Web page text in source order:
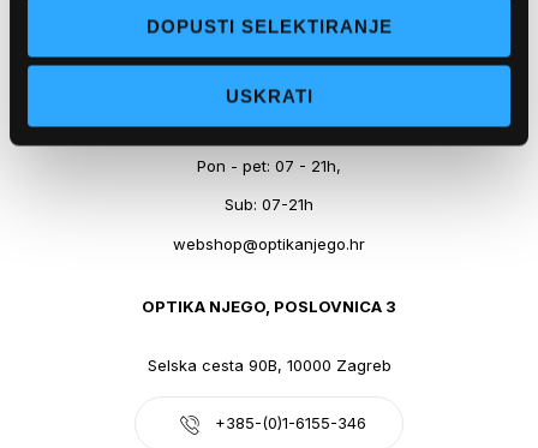
DOPUSTI SELEKTIRANJE
USKRATI
+385-(0)21-612-709
Pon - pet: 07 - 21h,
Sub: 07-21h
webshop@optikanjego.hr
OPTIKA NJEGO, POSLOVNICA 3
Selska cesta 90B, 10000 Zagreb
+385-(0)1-6155-346